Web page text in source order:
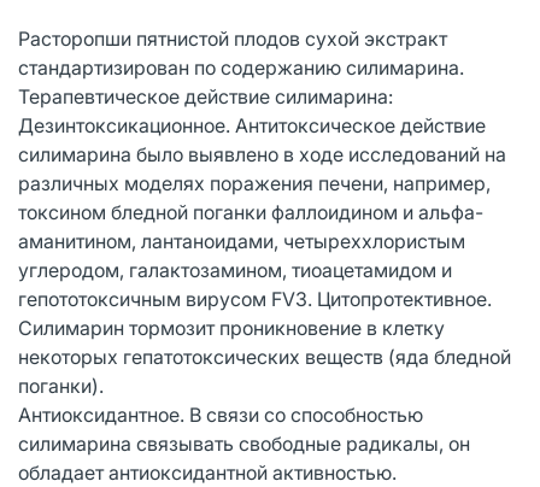
Расторопши пятнистой плодов сухой экстракт
стандартизирован по содержанию силимарина.
Терапевтическое действие силимарина:
Дезинтоксикационное. Антитоксическое действие
силимарина было выявлено в ходе исследований на
различных моделях поражения печени, например,
токсином бледной поганки фаллоидином и альфа-
аманитином, лантаноидами, четыреххлористым
углеродом, галактозамином, тиоацетамидом и
гепототоксичным вирусом FV3. Цитопротективное.
Силимарин тормозит проникновение в клетку
некоторых гепатотоксических веществ (яда бледной
поганки).
Антиоксидантное. В связи со способностью
силимарина связывать свободные радикалы, он
обладает антиоксидантной активностью.